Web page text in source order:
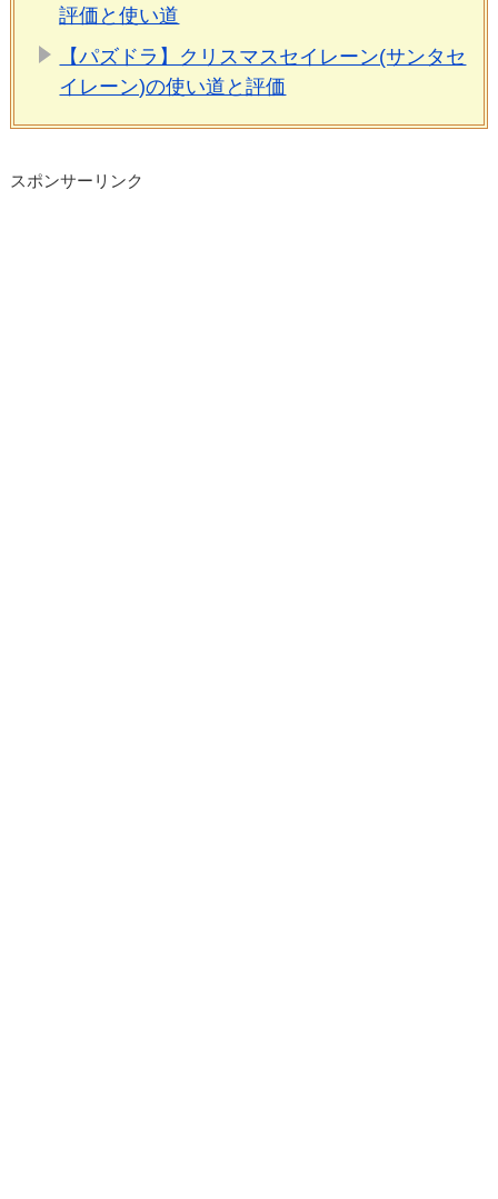
評価と使い道
【パズドラ】クリスマスセイレーン(サンタセ
イレーン)の使い道と評価
スポンサーリンク